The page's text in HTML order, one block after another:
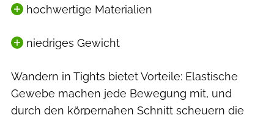
hochwertige Materialien
niedriges Gewicht
Wandern in Tights bietet Vorteile: Elastische
Gewebe machen jede Bewegung mit, und
durch den körpernahen Schnitt scheuern die